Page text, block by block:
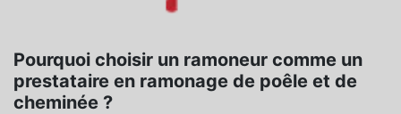
Pourquoi choisir un ramoneur comme un
prestataire en ramonage de poêle et de
cheminée ?